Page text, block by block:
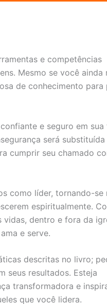
e competências
Mesmo se você ainda
de conhecimento para
e seguro em sua
será substituída
cumprir seu chamado
como líder, tornando-se
espiritualmente.
vidas, dentro e fora da
e serve.
descritas no livro;
seus resultados. Esteja
transformadora e
que você lidera.